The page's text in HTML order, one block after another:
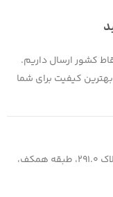
کشور ارسال داریم.
کیفیت برای شما
بازار امامزاده حسن، نبش پاساژ امین الملک، پلاک 291.0، طبقه همکف،